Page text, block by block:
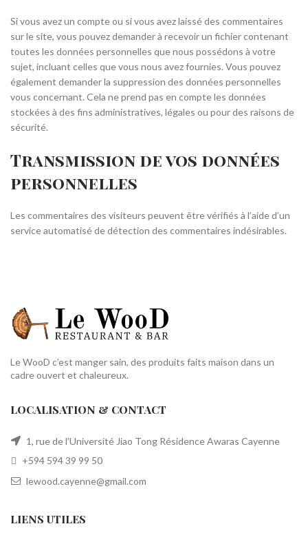
Si vous avez un compte ou si vous avez laissé des commentaires
sur le site, vous pouvez demander à recevoir un fichier contenant
toutes les données personnelles que nous possédons à votre
sujet, incluant celles que vous nous avez fournies. Vous pouvez
également demander la suppression des données personnelles
vous concernant. Cela ne prend pas en compte les données
stockées à des fins administratives, légales ou pour des raisons de
sécurité.
Transmission de vos données
personnelles
Les commentaires des visiteurs peuvent être vérifiés à l’aide d’un
service automatisé de détection des commentaires indésirables.
Le WooD c’est manger sain, des produits faits maison dans un
cadre ouvert et chaleureux.
LOCALISATION & CONTACT
1, rue de l’Université Jiao Tong Résidence Awaras Cayenne
+594 594 39 99 50
lewood.cayenne@gmail.com
LIENS UTILES